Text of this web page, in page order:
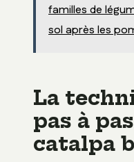
familles de
sol après les
La
pas à
catalpa